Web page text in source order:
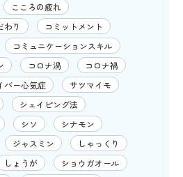
こころの疲れ
わり
コミットメント
コミュニケーションスキル
コロナ渦
コロナ禍
バー心気症
サツマイモ
シェイピング法
シソ
シナモン
ジャスミン
しゃっくり
しょうが
ショウガオール